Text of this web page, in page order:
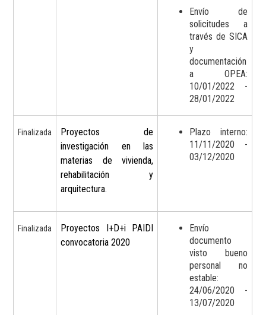
Envío de
solicitudes a
través de SICA
y
documentación
a OPEA:
10/01/2022 -
28/01/2022
Finalizada
Proyectos de
investigación en las
materias de vivienda,
rehabilitación y
arquitectura.
Plazo interno:
11/11/2020 -
03/12/2020
Finalizada
Proyectos I+D+i PAIDI
convocatoria 2020
Envío
documento
visto bueno
personal no
estable:
24/06/2020 -
13/07/2020